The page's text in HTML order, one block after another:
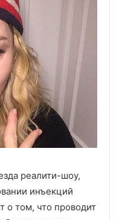
реалити-шоу,
инъекций
о том, что проводит